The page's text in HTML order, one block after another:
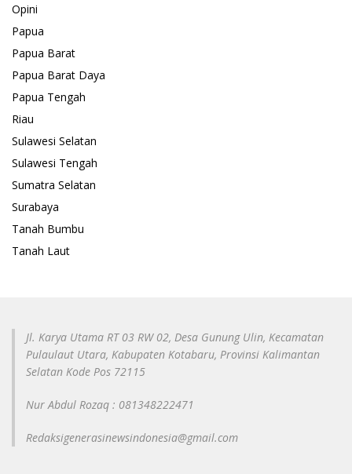
Opini
Papua
Papua Barat
Papua Barat Daya
Papua Tengah
Riau
Sulawesi Selatan
Sulawesi Tengah
Sumatra Selatan
Surabaya
Tanah Bumbu
Tanah Laut
Jl. Karya Utama RT 03 RW 02, Desa Gunung Ulin, Kecamatan
Pulaulaut Utara, Kabupaten Kotabaru, Provinsi Kalimantan
Selatan Kode Pos 72115
Nur Abdul Rozaq : 081348222471
Redaksigenerasinewsindonesia@gmail.com